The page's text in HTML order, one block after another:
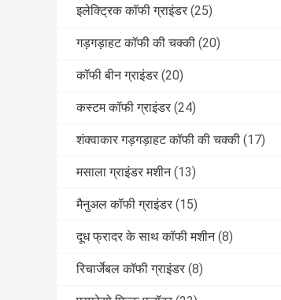
इलेक्ट्रिक कॉफी ग्राइंडर (25)
गड़गड़ाहट कॉफी की चक्की (20)
कॉफी बीन ग्राइंडर (20)
कस्टम कॉफी ग्राइंडर (24)
शंक्वाकार गड़गड़ाहट कॉफी की चक्की (17)
मसाला ग्राइंडर मशीन (13)
मैनुअल कॉफी ग्राइंडर (15)
दूध फ्रादर के साथ कॉफी मशीन (8)
रिचार्जेबल कॉफी ग्राइंडर (8)